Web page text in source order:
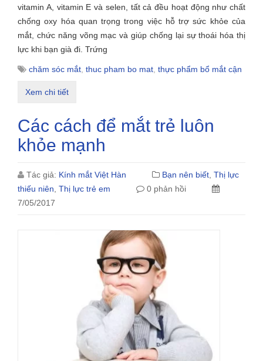
vitamin A, vitamin E và selen, tất cả đều hoạt động như chất
chống oxy hóa quan trọng trong việc hỗ trợ sức khỏe của
mắt, chức năng võng mạc và giúp chống lại sự thoái hóa thị
lực khi bạn già đi. Trứng
chăm sóc mắt thuc pham bo mat thực phẩm bổ mắt cận
Xem chi tiết
Các cách để mắt trẻ luôn
khỏe mạnh
Tác giả: Kính mắt Việt Hàn Bạn nên biết Thị lực
thiếu niên Thị lực trẻ em
0 phản hồi
7/05/2017